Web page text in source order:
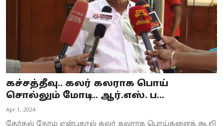
கச்சத்தீவு.. கலர் கலராக பொய்
சொல்லும் மோடி.. ஆர்.எஸ். ப...
Apr 1, 2024
தேர்தல் நேரம் என்பதால் கலர் கலராக பொய்களைக் கூறி